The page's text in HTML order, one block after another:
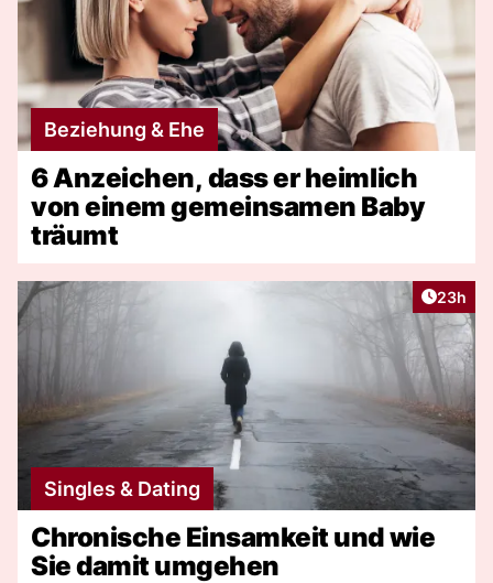
Beziehung & Ehe
6 Anzeichen, dass er heimlich
von einem gemeinsamen Baby
träumt
Artikel
23h
Singles & Dating
Chronische Einsamkeit und wie
Sie damit umgehen